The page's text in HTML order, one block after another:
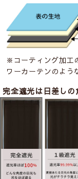
※コーティング加工
ワーカーテンのよう
完全遮光は日差しの